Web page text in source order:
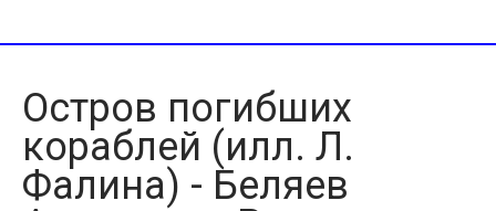
Остров погибших
кораблей (илл. Л.
Фалина) - Беляев